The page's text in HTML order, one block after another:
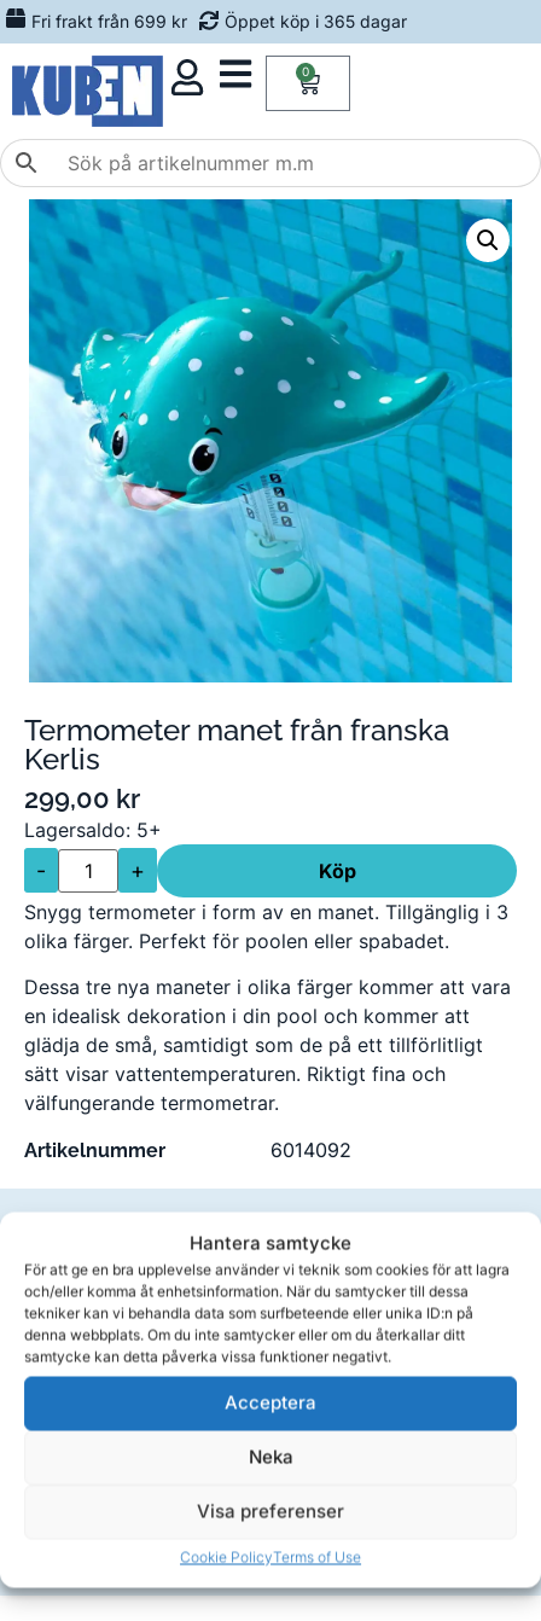
Hantera samtycke
För att ge en bra upplevelse använder vi teknik som cookies för att lagra
och/eller komma åt enhetsinformation. När du samtycker till dessa
tekniker kan vi behandla data som surfbeteende eller unika ID:n på
denna webbplats. Om du inte samtycker eller om du återkallar ditt
samtycke kan detta påverka vissa funktioner negativt.
Acceptera
Neka
Visa preferenser
Cookie PolicyTerms of Use
Fri frakt från 699 kr Öppet köp i 365 dagar
0
Termometer manet från franska
Kerlis
299,00 kr
Lagersaldo: 5+
- +
Köp
Snygg termometer i form av en manet. Tillgänglig i 3
olika färger. Perfekt för poolen eller spabadet.
Dessa tre nya maneter i olika färger kommer att vara
en idealisk dekoration i din pool och kommer att
glädja de små, samtidigt som de på ett tillförlitligt
sätt visar vattentemperaturen. Riktigt fina och
välfungerande termometrar.
Artikelnummer 6014092
Sittkudde för spabad, ergonomisk som inte flyter